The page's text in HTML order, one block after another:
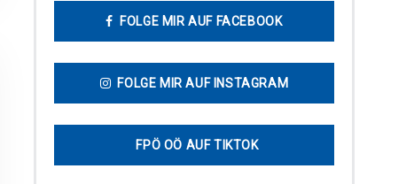
FOLGE MIR AUF FACEBOOK
FOLGE MIR AUF INSTAGRAM
FPÖ OÖ AUF TIKTOK